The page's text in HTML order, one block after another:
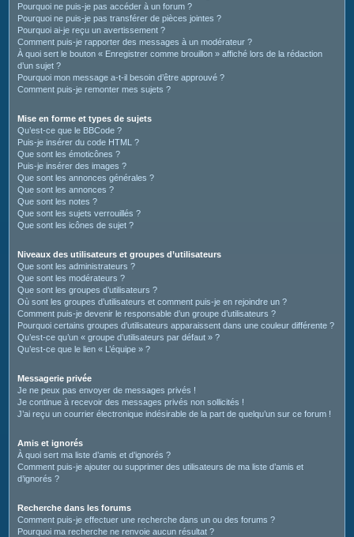
Pourquoi ne puis-je pas accéder à un forum ?
Pourquoi ne puis-je pas transférer de pièces jointes ?
Pourquoi ai-je reçu un avertissement ?
Comment puis-je rapporter des messages à un modérateur ?
À quoi sert le bouton « Enregistrer comme brouillon » affiché lors de la rédaction
d’un sujet ?
Pourquoi mon message a-t-il besoin d’être approuvé ?
Comment puis-je remonter mes sujets ?
Mise en forme et types de sujets
Qu’est-ce que le BBCode ?
Puis-je insérer du code HTML ?
Que sont les émoticônes ?
Puis-je insérer des images ?
Que sont les annonces générales ?
Que sont les annonces ?
Que sont les notes ?
Que sont les sujets verrouillés ?
Que sont les icônes de sujet ?
Niveaux des utilisateurs et groupes d’utilisateurs
Que sont les administrateurs ?
Que sont les modérateurs ?
Que sont les groupes d’utilisateurs ?
Où sont les groupes d’utilisateurs et comment puis-je en rejoindre un ?
Comment puis-je devenir le responsable d’un groupe d’utilisateurs ?
Pourquoi certains groupes d’utilisateurs apparaissent dans une couleur différente ?
Qu’est-ce qu’un « groupe d’utilisateurs par défaut » ?
Qu’est-ce que le lien « L’équipe » ?
Messagerie privée
Je ne peux pas envoyer de messages privés !
Je continue à recevoir des messages privés non sollicités !
J’ai reçu un courrier électronique indésirable de la part de quelqu’un sur ce forum !
Amis et ignorés
À quoi sert ma liste d’amis et d’ignorés ?
Comment puis-je ajouter ou supprimer des utilisateurs de ma liste d’amis et
d’ignorés ?
Recherche dans les forums
Comment puis-je effectuer une recherche dans un ou des forums ?
Pourquoi ma recherche ne renvoie aucun résultat ?